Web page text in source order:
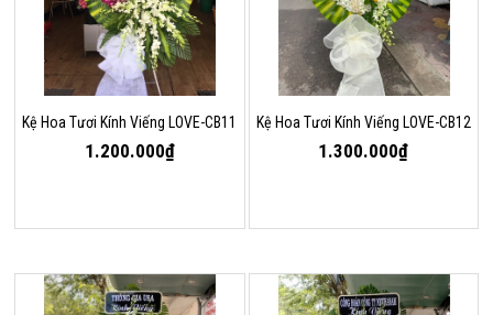
Kệ Hoa Tươi Kính Viếng LOVE-CB11
1.200.000₫
Kệ Hoa Tươi Kính Viếng LOVE-CB12
1.300.000₫